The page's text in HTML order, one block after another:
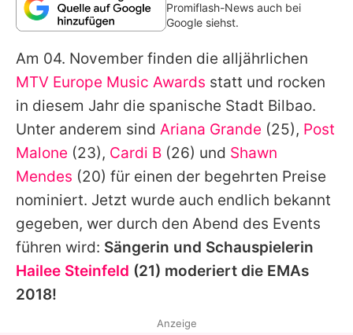
Redaktionelle Richtlinien
Impressum
Datenschutzerklärung
Nutzungsbedingungen
Utiq verwalten
Promiflash-News auch bei
Google siehst.
Am 04. November finden die alljährlichen
MTV Europe Music Awards statt und rocken
in diesem Jahr die spanische Stadt Bilbao.
Unter anderem sind Ariana Grande (25), Post
Malone (23), Cardi B (26) und Shawn
Mendes (20) für einen der begehrten Preise
nominiert. Jetzt wurde auch endlich bekannt
gegeben, wer durch den Abend des Events
führen wird: Sängerin und Schauspielerin
Hailee Steinfeld (21) moderiert die EMAs
2018!
Anzeige